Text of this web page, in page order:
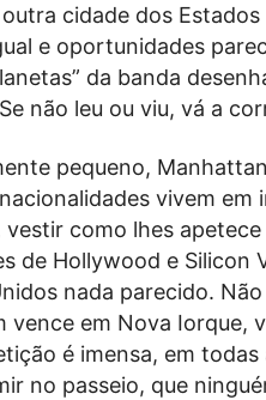
cidade dos Estados
e oportunidades
da banda
não leu ou viu, vá a
pequeno,
vivem em
como lhes
de Hollywood e Silicon
nada parecido.
vence em Nova Iorque,
é imensa, em todas
no passeio, que